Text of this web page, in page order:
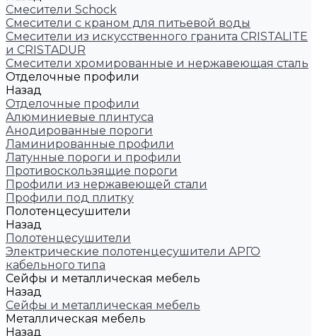
Смесители Schock
Cмесители с краном для питьевой воды
Смесители из искуcственного гранита CRISTALITE
и CRISTADUR
Смесители хромированные и нержавеющая сталь
Отделочные профили
Назад
Отделочные профили
Алюминиевые плинтуса
Анодированные пороги
Ламинированные профили
Латунные пороги и профили
Противоскользящие пороги
Профили из нержавеющей стали
Профили под плитку
Полотенцесушители
Назад
Полотенцесушители
Электрические полотенцесушители АРГО
кабельного типа
Сейфы и металлическая мебель
Назад
Сейфы и металлическая мебель
Металлическая мебель
Назад